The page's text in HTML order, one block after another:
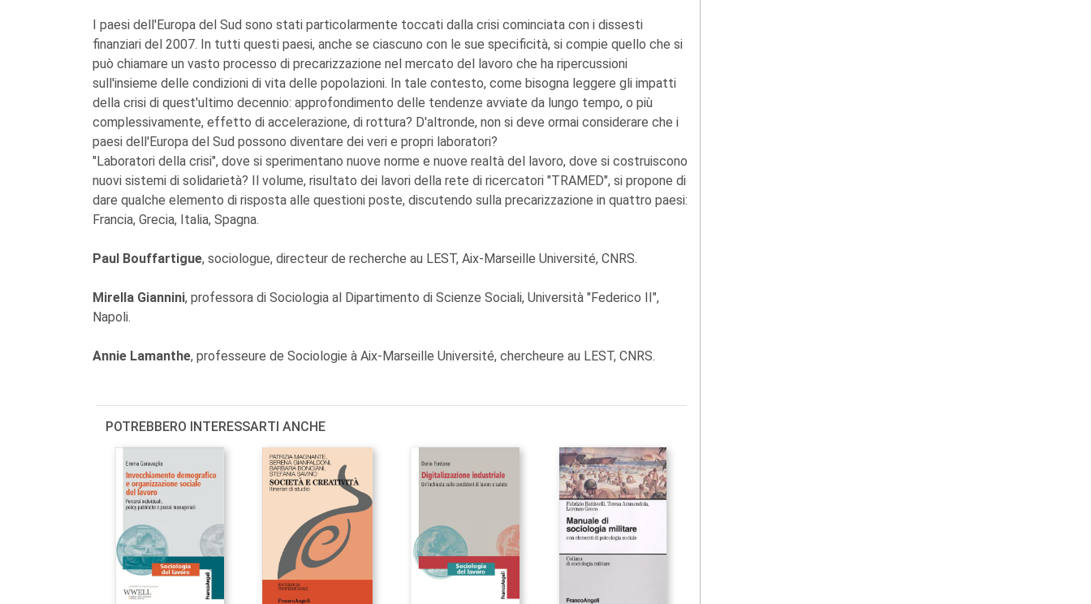
I paesi dell'Europa del Sud sono stati particolarmente toccati dalla crisi cominciata con i dissesti
finanziari del 2007. In tutti questi paesi, anche se ciascuno con le sue specificità, si compie quello che si
può chiamare un vasto processo di precarizzazione nel mercato del lavoro che ha ripercussioni
sull'insieme delle condizioni di vita delle popolazioni. In tale contesto, come bisogna leggere gli impatti
della crisi di quest'ultimo decennio: approfondimento delle tendenze avviate da lungo tempo, o più
complessivamente, effetto di accelerazione, di rottura? D'altronde, non si deve ormai considerare che i
paesi dell'Europa del Sud possono diventare dei veri e propri laboratori?
"Laboratori della crisi", dove si sperimentano nuove norme e nuove realtà del lavoro, dove si costruiscono
nuovi sistemi di solidarietà? Il volume, risultato dei lavori della rete di ricercatori "TRAMED", si propone di
dare qualche elemento di risposta alle questioni poste, discutendo sulla precarizzazione in quattro paesi:
Francia, Grecia, Italia, Spagna.
Paul Bouffartigue, sociologue, directeur de recherche au LEST, Aix-Marseille Université, CNRS.
Mirella Giannini, professora di Sociologia al Dipartimento di Scienze Sociali, Università "Federico II",
Napoli.
Annie Lamanthe, professeure de Sociologie à Aix-Marseille Université, chercheure au LEST, CNRS.
POTREBBERO INTERESSARTI ANCHE